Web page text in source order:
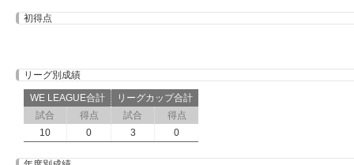
初得点
リーグ別成績
WE LEAGUE合計
リーグカップ合計
試合
得点 試合
得点
10
0 3 0